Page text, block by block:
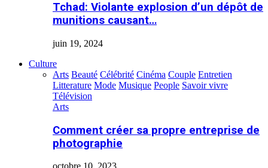
Tchad: Violante explosion d’un dépôt de
munitions causant…
juin 19, 2024
Culture
Arts Beauté Célébrité Cinéma Couple Entretien
Litterature Mode Musique People Savoir vivre
Télévision
Arts
Comment créer sa propre entreprise de
photographie